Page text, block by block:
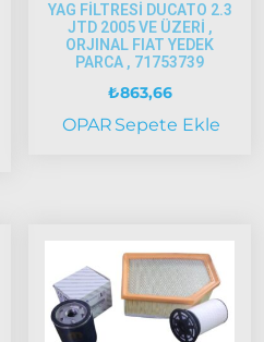
YAG FİLTRESİ DUCATO 2.3
JTD 2005 VE ÜZERİ ,
ORJINAL FIAT YEDEK
PARCA , 71753739
₺863,66
OPAR Sepete Ekle